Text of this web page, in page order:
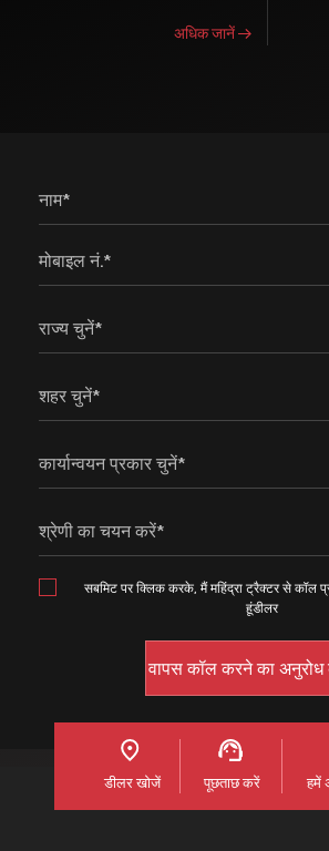
अधिक जानें
नाम*
मोबाइल नं.*
राज्य चुनें*
शहर चुनें*
कार्यान्वयन प्रकार चुनें*
श्रेणी का चयन करें*
सबमिट पर क्लिक करके, मैं महिंद्रा ट्रैक्टर से कॉल
हूंडीलर
डीलर खोजें पूछताछ करें हमें